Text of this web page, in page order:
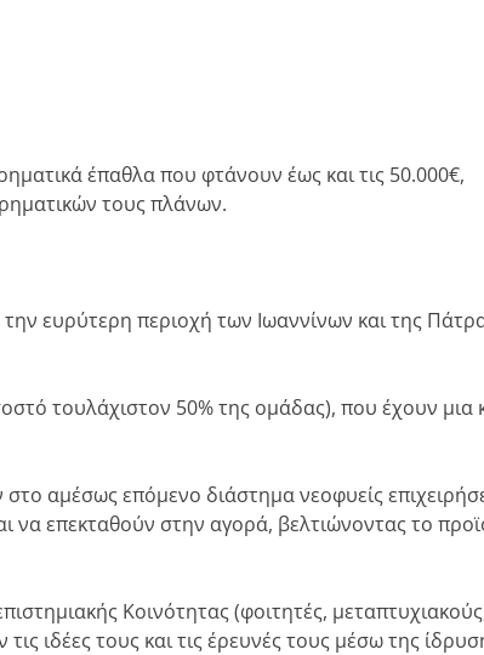
έπαθλα που φτάνουν έως και τις 50.000€,
τους πλάνων.
ευρύτερη περιοχή των Ιωαννίνων και της
τουλάχιστον 50% της ομάδας), που έχουν μια
αμέσως επόμενο διάστημα νεοφυείς
επεκταθούν στην αγορά, βελτιώνοντας το
Κοινότητας (φοιτητές,
ιδέες τους και τις έρευνές τους μέσω της